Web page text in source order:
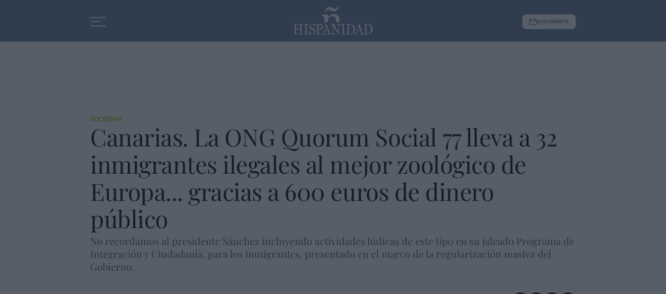
SUSCRÍBETE
SOCIEDAD
Canarias. La ONG Quorum Social 77 lleva a 32
inmigrantes ilegales al mejor zoológico de
Europa... gracias a 600 euros de dinero
público
No recordamos al presidente Sánchez incluyendo actividades lúdicas de este tipo en su jaleado Programa de
Integración y Ciudadanía, para los inmigrantes, presentado en el marco de la regularización masiva del
Gobierno.